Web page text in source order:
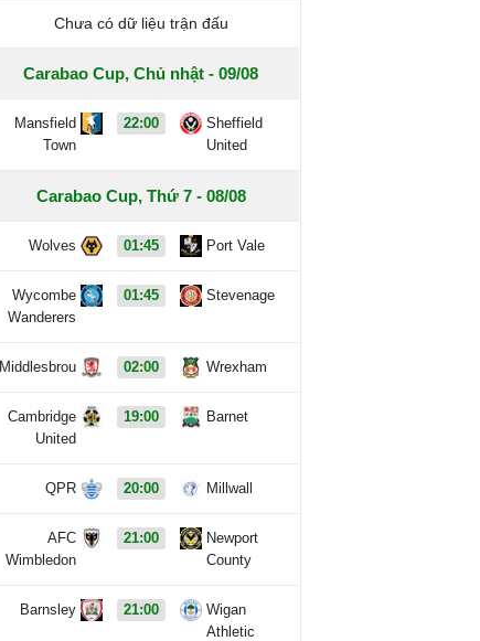
Chưa có dữ liệu trận đấu
Carabao Cup, Chủ nhật - 09/08
Mansfield
Town
22:00
Sheffield
United
Carabao Cup, Thứ 7 - 08/08
Wolves 01:45 Port Vale
Wycombe
Wanderers
01:45 Stevenage
Middlesbrou 02:00 Wrexham
Cambridge
United
19:00 Barnet
QPR 20:00 Millwall
AFC
Wimbledon
21:00
Newport
County
Barnsley 21:00
Wigan
Athletic